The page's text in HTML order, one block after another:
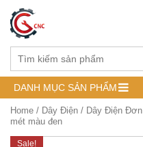
DANH MỤC SẢN PHẨM
Home / Dây Điện / Dây Điện Đơn
mét màu đen
Sale!